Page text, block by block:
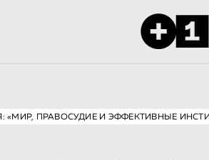
«МИР, ПРАВОСУДИЕ И ЭФФЕКТИВНЫЕ